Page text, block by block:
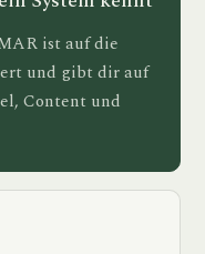
ist auf die
und gibt dir auf
Content und